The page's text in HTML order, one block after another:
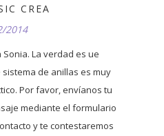
CREA
2014
Sonia. La verdad es ue
sistema de anillas es muy
Por favor, envíanos tu
mediante el formulario
y te contestaremos